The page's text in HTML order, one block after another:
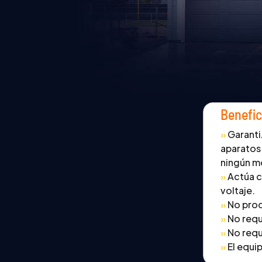
»
ningún
»Actúa
voltaje.
»No
»No
»No
»El